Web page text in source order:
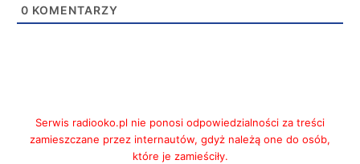
0 KOMENTARZY
Serwis radiooko.pl nie ponosi odpowiedzialności za treści
zamieszczane przez internautów, gdyż należą one do osób,
które je zamieściły.